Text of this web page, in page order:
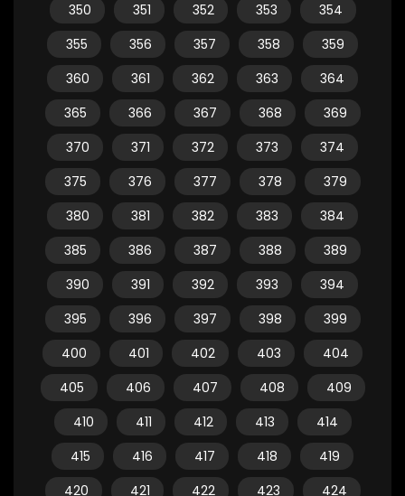
350
351 352 353
354
355
356 357 358
359
360
361 362 363
364
365
366 367 368
369
370
371 372 373
374
375
376 377 378
379
380
381 382 383
384
385
386 387 388
389
390
391 392 393
394
395
396 397 398
399
400
401 402 403
404
405
406 407 408
409
410
411 412 413
414
415
416 417 418
419
420
421 422 423 424